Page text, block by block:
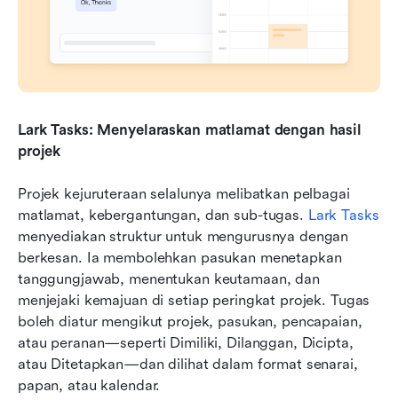
Lark Tasks: Menyelaraskan matlamat dengan hasil
projek
Projek kejuruteraan selalunya melibatkan pelbagai
matlamat, kebergantungan, dan sub-tugas. Lark Tasks
menyediakan struktur untuk mengurusnya dengan
berkesan. Ia membolehkan pasukan menetapkan
tanggungjawab, menentukan keutamaan, dan
menjejaki kemajuan di setiap peringkat projek. Tugas
boleh diatur mengikut projek, pasukan, pencapaian,
atau peranan—seperti Dimiliki, Dilanggan, Dicipta,
atau Ditetapkan—dan dilihat dalam format senarai,
papan, atau kalendar.